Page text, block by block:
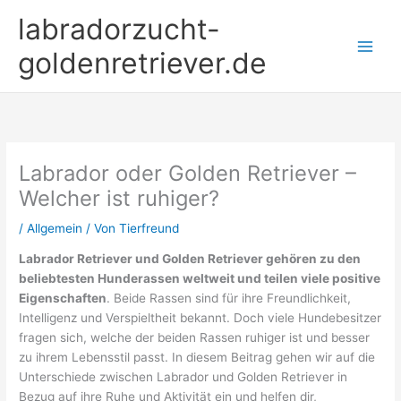
Inhaltlabradorzucht-
goldenretriever.de
Labrador oder Golden Retriever –
Welcher ist ruhiger?
/Allgemein / VonTierfreund
Labrador Retriever und Golden Retriever gehören zu den
beliebtesten Hunderassen weltweit und teilen viele positive
Eigenschaften. Beide Rassen sind für ihre Freundlichkeit,
Intelligenz und Verspieltheit bekannt. Doch viele Hundebesitzer
fragen sich, welche der beiden Rassen ruhiger ist und besser
zu ihrem Lebensstil passt. In diesem Beitrag gehen wir auf die
Unterschiede zwischen Labrador und Golden Retriever in
Bezug auf ihre Ruhe und Aktivität ein und helfen dir,